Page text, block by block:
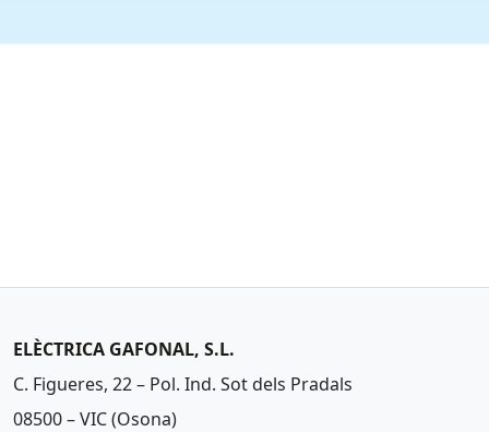
ELÈCTRICA GAFONAL, S.L.
C. Figueres, 22 – Pol. Ind. Sot dels Pradals
08500 – VIC (Osona)